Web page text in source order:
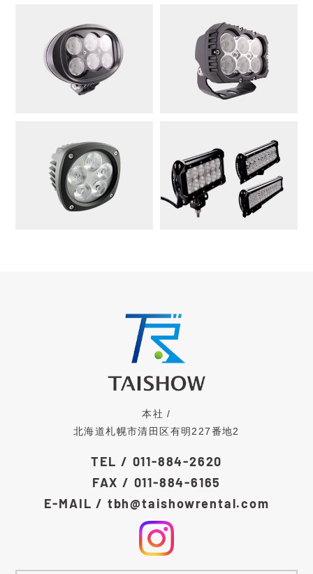
本社 /
北海道札幌市清田区有明227番地2
TEL / 011-884-2620
FAX / 011-884-6165
E-MAIL / tbh@taishowrental.com